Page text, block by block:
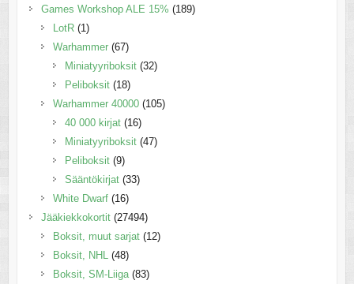
Games Workshop ALE 15% (189)
LotR (1)
Warhammer (67)
Miniatyyriboksit (32)
Peliboksit (18)
Warhammer 40000 (105)
40 000 kirjat (16)
Miniatyyriboksit (47)
Peliboksit (9)
Sääntökirjat (33)
White Dwarf (16)
Jääkiekkokortit (27494)
Boksit, muut sarjat (12)
Boksit, NHL
(48)
Boksit, SM-Liiga (83)